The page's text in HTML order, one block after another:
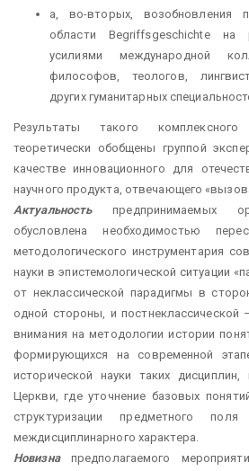
а, во-вторых, возобновления
области Begriffsgeschichte на
усилиями международной
философов, теологов,
других гуманитарных
Результаты такого
теоретически обобщены группой
качестве инновационного для
научного продукта, отвечающего
Актуальностьпредпринимаемых
обусловлена необходимостью
методологического инструментария
науки в эпистемологической ситуации
от неклассической парадигмы в
одной стороны, и постнеклассической
внимания на методологии истории
формирующихся на современной
исторической науки таких
Церкви, где уточнение базовых
структуризации предметного
междисциплинарного характера.
Новизнапредполагаемого